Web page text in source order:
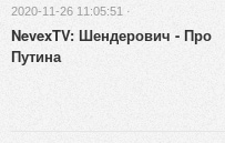
2020-11-26 11:05:51 ·
NevexTV: Шендерович - Про
Путина